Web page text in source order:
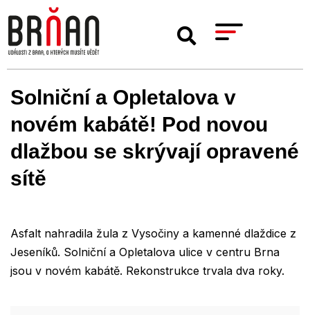
Solniční a Opletalova v
novém kabátě! Pod novou
dlažbou se skrývají opravené
sítě
Asfalt nahradila žula z Vysočiny a kamenné dlaždice z
Jeseníků. Solniční a Opletalova ulice v centru Brna
jsou v novém kabátě. Rekonstrukce trvala dva roky.